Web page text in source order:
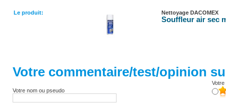
Le produit: Nettoyage DACOMEX
Souffleur air sec
Votre commentaire/test/opinion
Votre nom ou pseudo
Votre